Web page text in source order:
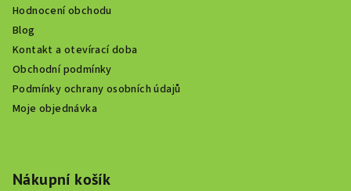
Hodnocení obchodu
Blog
Kontakt a otevírací doba
Obchodní podmínky
Podmínky ochrany osobních údajů
Moje objednávka
Nákupní košík